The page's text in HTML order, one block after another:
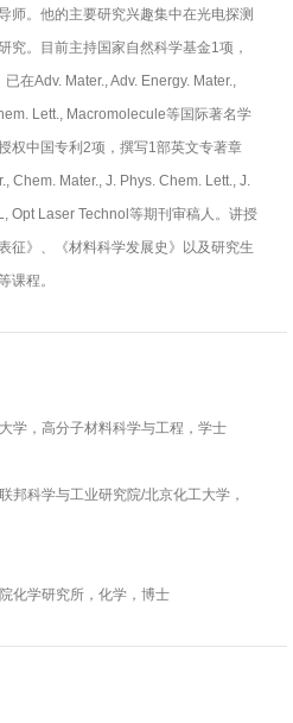
师。他的主要研究兴趣集中在光电探测
究。目前主持国家自然科学基金1项，
在Adv. Mater., Adv. Energy. Mater.,
Lett., Macromolecule等国际著名学
权中国专利2项，撰写1部英文专著章
Chem. Mater., J. Phys. Chem. Lett., J.
Opt Laser Technol等期刊审稿人。讲授
征》、《材料科学发展史》以及研究生
课程。
学，高分子材料科学与工程，学士
邦科学与工业研究院/北京化工大学，
化学研究所，化学，博士